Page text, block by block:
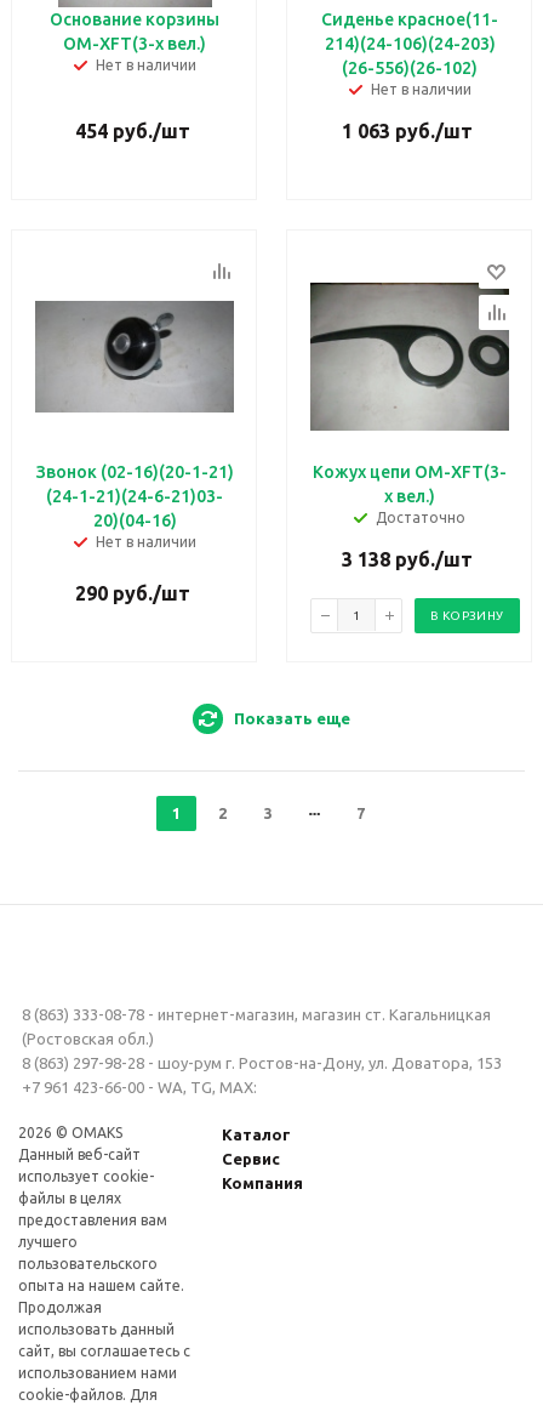
Основание корзины
OM-XFT(3-х вел.)
Нет в наличии
454руб./шт
Сиденье красное(11-
214)(24-106)(24-203)
(26-556)(26-102)
Нет в наличии
1 063 руб./шт
Звонок (02-16)(20-1-21)
(24-1-21)(24-6-21)03-
20)(04-16)
Нет в наличии
290руб./шт
Кожух цепи OM-XFT(3-
х вел.)
Достаточно
3 138 руб./шт
В КОРЗИНУ
Показать еще
1 2 3 7
8 (863) 333-08-78 - интернет-магазин, магазин ст. Кагальницкая
(Ростовская обл.)
8 (863) 297-98-28 - шоу-рум г. Ростов-на-Дону, ул. Доватора, 153
+7 961 423-66-00 - WA, TG, MAX:
2026 © OMAKS
Данный веб-сайт
использует cookie-
файлы в целях
предоставления вам
лучшего
пользовательского
опыта на нашем сайте.
Продолжая
использовать данный
сайт, вы соглашаетесь с
использованием нами
cookie-файлов. Для
Каталог
Сервис
Компания